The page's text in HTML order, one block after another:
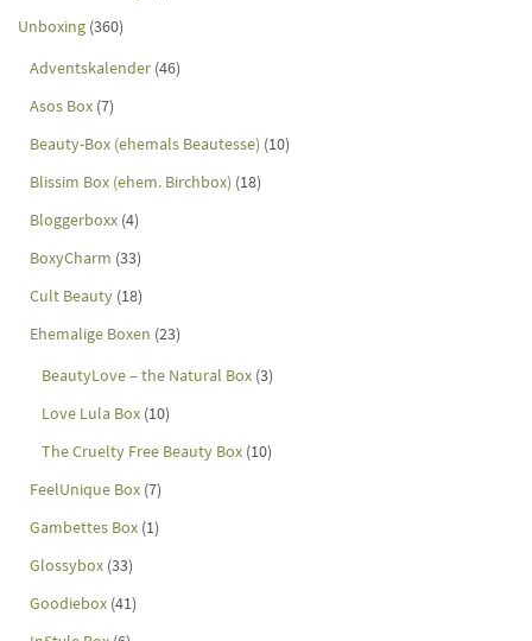
Unboxing (360)
Adventskalender (46)
Asos Box (7)
Beauty-Box (ehemals Beautesse) (10)
Blissim Box (ehem. Birchbox) (18)
Bloggerboxx (4)
BoxyCharm (33)
Cult Beauty (18)
Ehemalige Boxen (23)
BeautyLove – the Natural Box (3)
Love Lula Box (10)
The Cruelty Free Beauty Box (10)
FeelUnique Box (7)
Gambettes Box (1)
Glossybox (33)
Goodiebox (41)